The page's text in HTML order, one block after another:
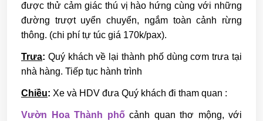
được thử cảm giác thú vị hào hứng cùng với những
đường trượt uyển chuyển, ngắm toàn cảnh rừng
thông. (chi phí tự túc giá 170k/pax).
Trưa: Quý khách về lại thành phố dùng cơm trưa tại
nhà hàng. Tiếp tục hành trình
Chiều: Xe và HDV đưa Quý khách đi tham quan :
Vườn Hoa Thành phố cảnh quan thơ mộng, với